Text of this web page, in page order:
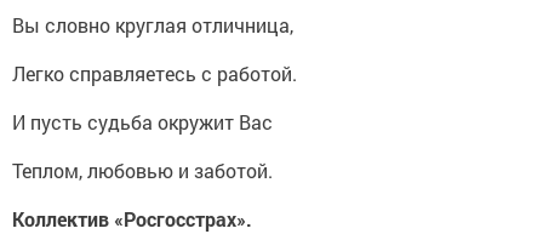
Вы словно круглая отличница,
Легко справляетесь с работой.
И пусть судьба окружит Вас
Теплом, любовью и заботой.
Коллектив «Росгосстрах».